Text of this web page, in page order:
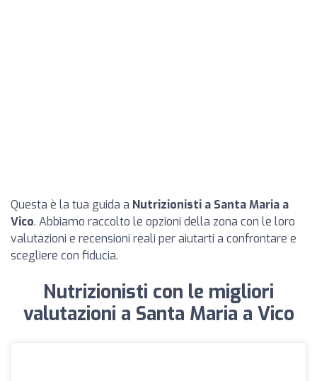
Questa è la tua guida a Nutrizionisti a Santa Maria a
Vico. Abbiamo raccolto le opzioni della zona con le loro
valutazioni e recensioni reali per aiutarti a confrontare e
scegliere con fiducia.
Nutrizionisti con le migliori
valutazioni a Santa Maria a Vico